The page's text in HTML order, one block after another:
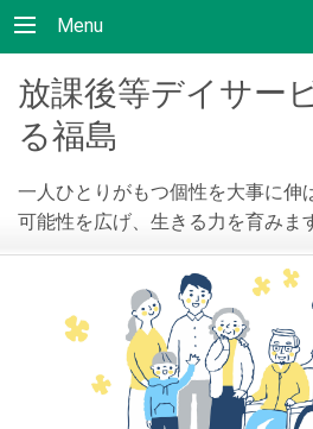
Menu
放課後等デイサー
る福島
一人ひとりがもつ個性を大事に伸
可能性を広げ、生きる力を育みま